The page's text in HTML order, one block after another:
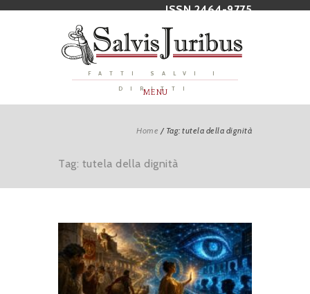
ISSN 2464-9775
FATTI SALVI I
DIRITTI
MENU
Home / Tag: tutela della dignità
Tag: tutela della dignità